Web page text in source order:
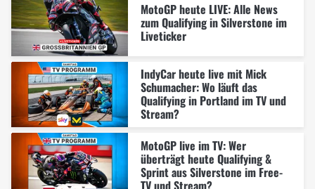
MotoGP heute LIVE: Alle News
zum Qualifying in Silverstone im
Liveticker
IndyCar heute live mit Mick
Schumacher: Wo läuft das
Qualifying in Portland im TV und
Stream?
MotoGP live im TV: Wer
überträgt heute Qualifying &
Sprint aus Silverstone im Free-
TV und Stream?